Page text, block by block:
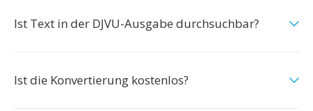
Ist Text in der DJVU-Ausgabe durchsuchbar?
Ist die Konvertierung kostenlos?